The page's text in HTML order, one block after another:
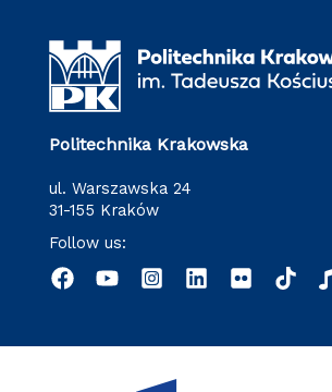
Politechnika Krakowska
ul. Warszawska 24
31-155 Kraków
Follow us: